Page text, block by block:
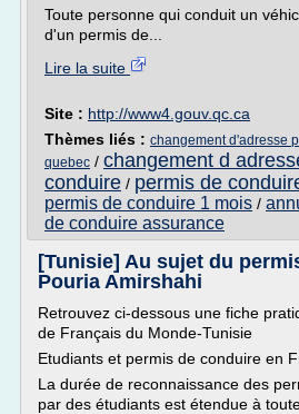
Toute personne qui conduit un
d'un permis de...
Lire la suite
Site : http://www4.gouv.qc.ca
Thèmes liés : changement d'adresse
quebec / changement d
conduire / permis de
permis de conduire 1 mois /
de conduire assurance
[Tunisie] Au sujet du
Pouria Amirshahi
Retrouvez ci-dessous une fiche
de Français du Monde-Tunisie
Etudiants et permis de conduire en
La durée de reconnaissance des
par des étudiants est étendue à